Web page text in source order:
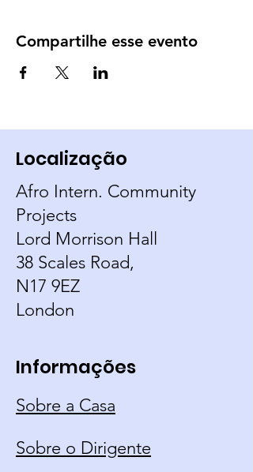
Compartilhe esse evento
Localização
Afro Intern. Community
Projects
Lord Morrison Hall
38 Scales Road,
N17 9EZ
London
Informações
Sobre a Casa
Sobre o Dirigente